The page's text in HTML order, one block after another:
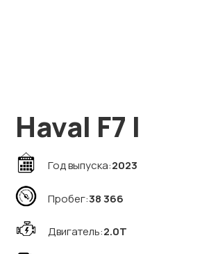
Haval F7 I
Год выпуска:2023
Пробег:38 366
Двигатель:2.0T